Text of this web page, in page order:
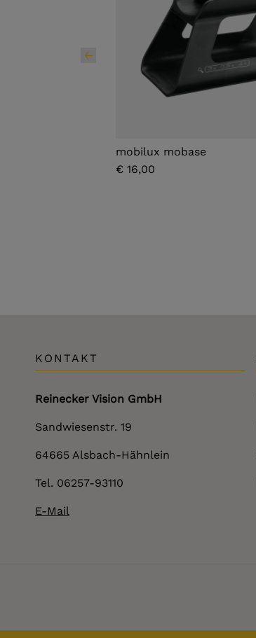
mobilux mobase
€ 16,00
KONTAKT
Reinecker Vision GmbH
Sandwiesenstr. 19
64665 Alsbach-Hähnlein
Tel. 06257-93110
E-Mail